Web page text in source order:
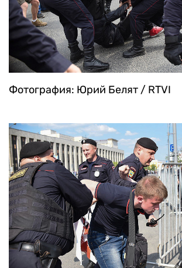
Фотография: Юрий Белят / RTVI